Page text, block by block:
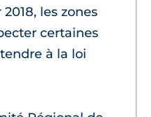
les zones
certaines
à la loi